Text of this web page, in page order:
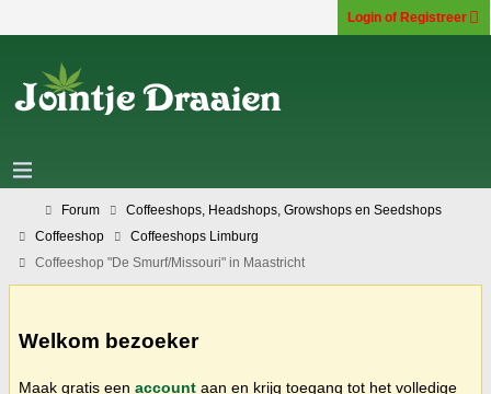
Login of Registreer
Forum
Coffeeshops, Headshops, Growshops en Seedshops
Coffeeshop
Coffeeshops Limburg
Coffeeshop "De Smurf/Missouri" in Maastricht
Welkom bezoeker
Maak gratis een account aan en krijg toegang tot het volledige